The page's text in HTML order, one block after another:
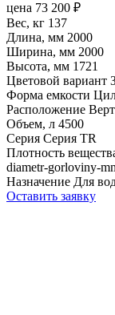
цена 73 200 ₽
Вес, кг 137
Длина, мм 2000
Ширина, мм 2000
Высота, мм 1721
Цветовой вариант
Форма емкости
Расположение
Объем, л 4500
Серия Серия TR
Плотность
diametr-gorloviny-
Назначение Для
Оставить заявку